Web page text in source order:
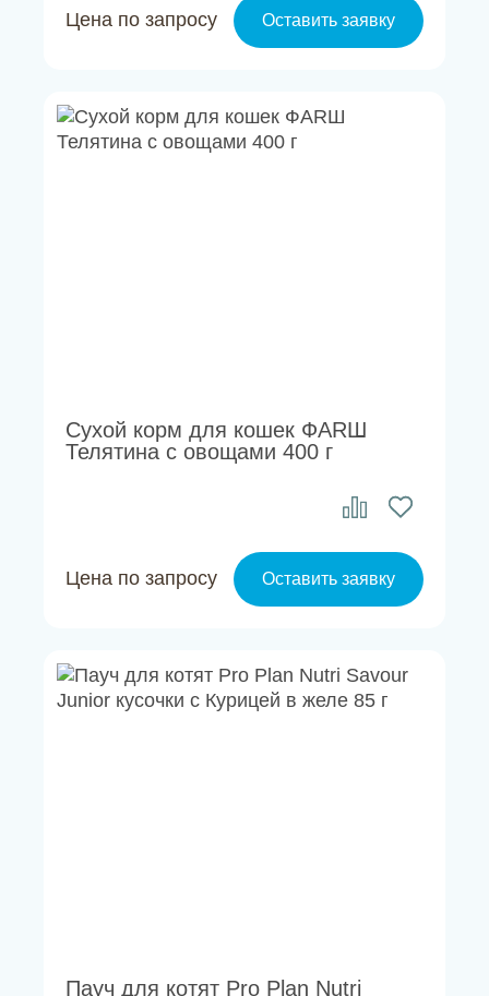
Цена по запросу Оставить заявку
Сухой корм для кошек ФАRШ
Телятина с овощами 400 г
Цена по запросу Оставить заявку
Пауч для котят Pro Plan Nutri